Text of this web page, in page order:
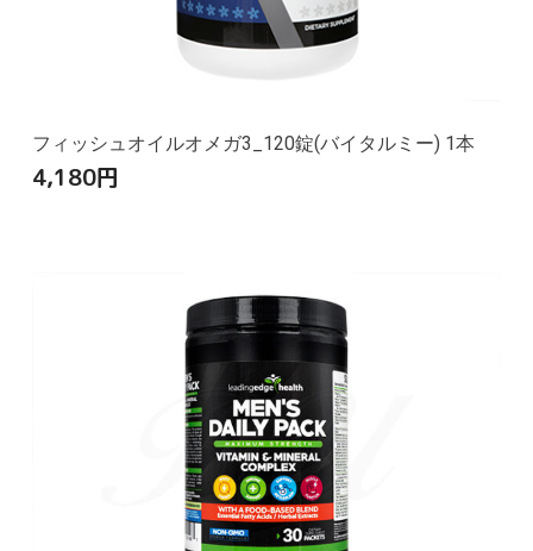
フィッシュオイルオメガ3_120錠(バイタルミー) 1本
4,180円